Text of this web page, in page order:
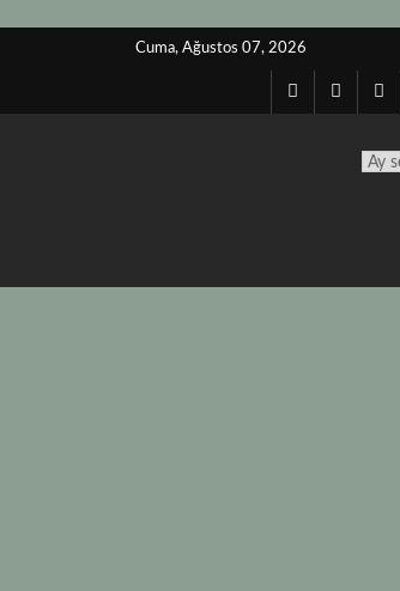
Cuma, Ağustos 07, 2026
Twitter
TÜM